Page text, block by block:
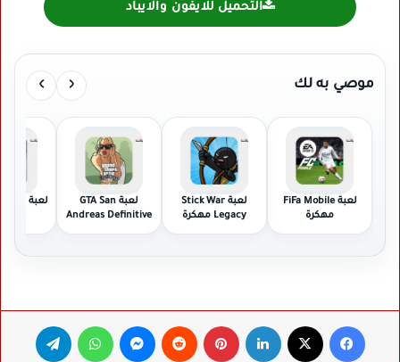
التحميل للايفون والايباد
موصي به لك ‹
›
لعبة FiFa Mobile
مهكرة
لعبة Stick War
Legacy مهكرة
لعبة GTA San
Andreas Definitive
لعبة Asphalt مهكرة
فيسبوك لينكدإن بينتيريست ماسنجر واتساب